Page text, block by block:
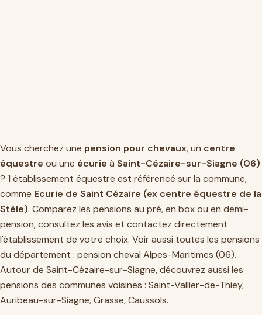
Vous cherchez une pension pour chevaux, un centre
équestre ou une écurie à Saint-Cézaire-sur-Siagne (06)
? 1 établissement équestre est référencé sur la commune,
comme Ecurie de Saint Cézaire (ex centre équestre de la
Stèle). Comparez les pensions au pré, en box ou en demi-
pension, consultez les avis et contactez directement
l'établissement de votre choix. Voir aussi toutes les pensions
du département : pension cheval Alpes-Maritimes (06).
Autour de Saint-Cézaire-sur-Siagne, découvrez aussi les
pensions des communes voisines : Saint-Vallier-de-Thiey,
Auribeau-sur-Siagne,Grasse,Caussols.